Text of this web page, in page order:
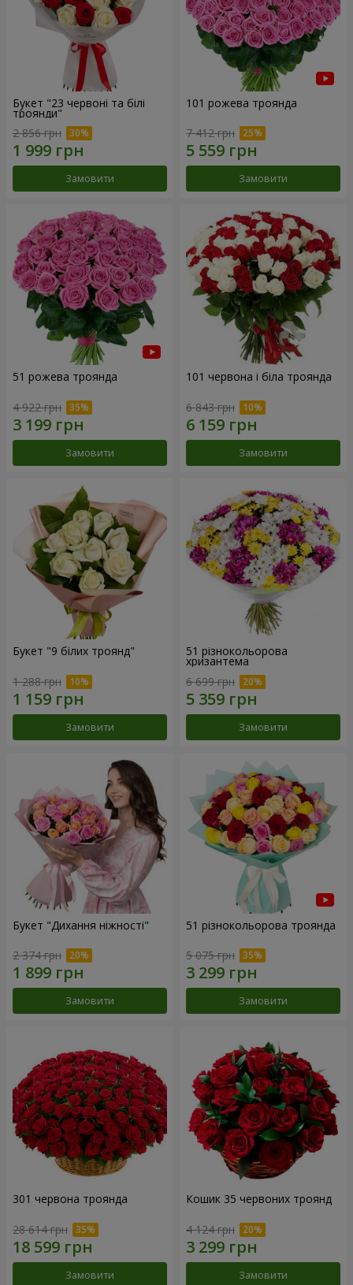
Букет "23 червоні та білі
троянди"
2 856 грн
Замовити
101 рожева троянда
7 412 грн
Замовити
51 рожева троянда
4 922 грн
Замовити
101 червона і біла троянда
6 843 грн
Замовити
Букет "9 білих троянд"
1 288 грн
Замовити
51 різнокольорова
хризантема
6 699 грн
Замовити
Букет "Дихання ніжності"
2 374 грн
Замовити
51 різнокольорова троянда
5 075 грн
Замовити
301 червона троянда
28 614 грн
Замовити
Кошик 35 червоних троянд
4 124 грн
Замовити